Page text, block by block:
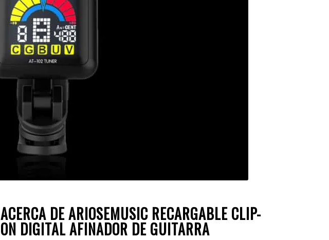
ACERCA DE ARIOSEMUSIC RECARGABLE CLIP-
ON DIGITALAFINADOR DE GUITARRA